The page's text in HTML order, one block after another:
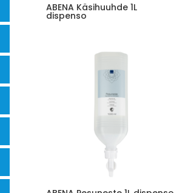
ABENA Käsihuuhde 1L
dispenso